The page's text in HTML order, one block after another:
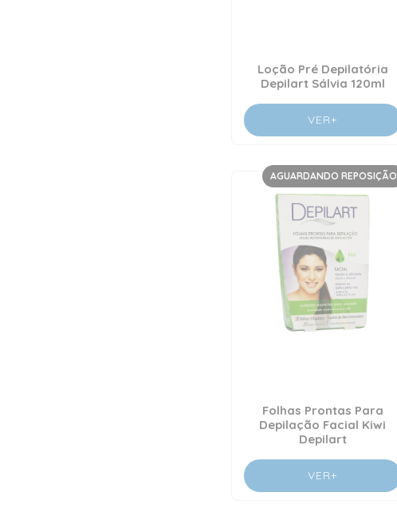
Loção Pré Depilatória
Depilart Sálvia 120ml
VER+
AGUARDANDO REPOSIÇÃO
Folhas Prontas Para
Depilação Facial Kiwi
Depilart
VER+